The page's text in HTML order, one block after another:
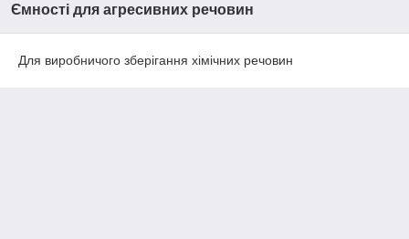
Ємності для агресивних речовин
Для виробничого зберігання хімічних речовин